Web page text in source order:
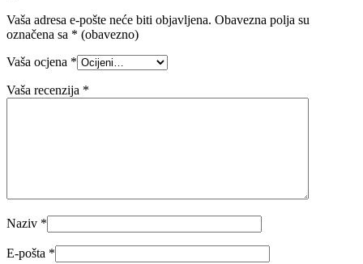
Vaša adresa e-pošte neće biti objavljena. Obavezna polja su
označena sa * (obavezno)
Vaša ocjena *
Vaša recenzija *
Naziv *
E-pošta *